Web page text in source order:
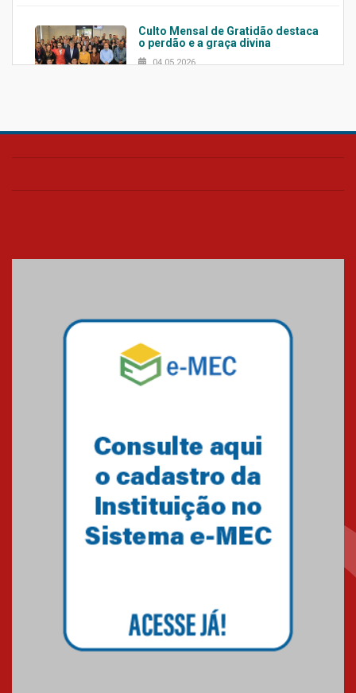
Culto Mensal de Gratidão destaca
o perdão e a graça divina
04.05.2026
Confira como foi o culto mensal
Mackenzie mobiliza campanha
solidária para apoiar famílias em
Minas Gerais
Primeiro culto do ano ressalta o
27.02.2026